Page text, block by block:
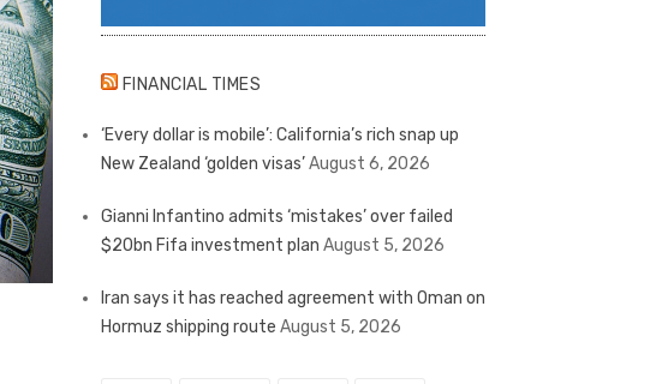
FINANCIAL TIMES
‘Every dollar is mobile’: California’s rich snap up
New Zealand ‘golden visas’August 6, 2026
Gianni Infantino admits ‘mistakes’ over failed
$20bn Fifa investment plan August 5, 2026
Iran says it has reached agreement with Oman on
Hormuz shipping route August 5, 2026